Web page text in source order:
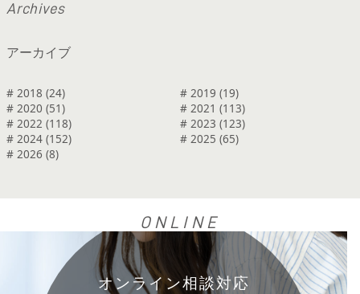
Archives
アーカイブ
# 2018 (24)
# 2019 (19)
# 2020 (51)
# 2021 (113)
# 2022 (118)
# 2023 (123)
# 2024 (152)
# 2025 (65)
# 2026 (8)
ONLINE
オンライン相談対応